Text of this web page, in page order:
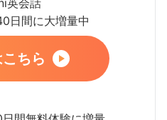
日間に大増量中
ちら